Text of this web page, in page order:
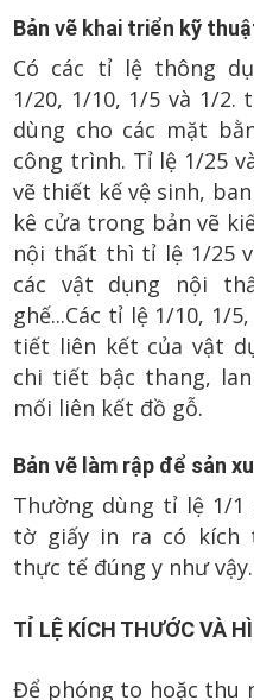
Bản vẽ khai triển kỹ
Có các tỉ lệ thông
1/20, 1/10, 1/5 và 1/
dùng cho các mặt
công trình. Tỉ lệ 1/25
vẽ thiết kế vệ sinh,
kê cửa trong bản vẽ
nội thất thì tỉ lệ 1/25
các vật dụng nội
ghế...Các tỉ lệ 1/10, 1/
tiết liên kết của vật
chi tiết bậc thang,
mối liên kết đồ gỗ.
Bản vẽ làm rập để sản
Thường dùng tỉ lệ 1/
tờ giấy in ra có kích
thực tế đúng y như vậy.
TỈ LỆ KÍCH THƯỚC VÀ
Để phóng to hoặc thu